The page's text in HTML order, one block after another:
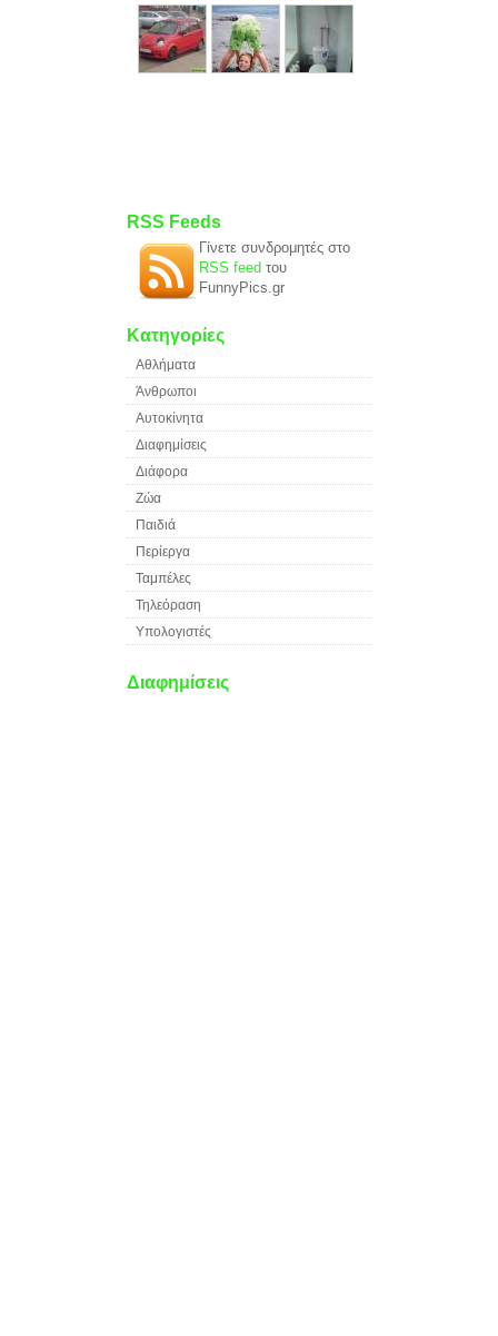
RSS Feeds
Γίνετε συνδρομητές στο
RSS feed του
FunnyPics.gr
Κατηγορίες
Αθλήματα
Άνθρωποι
Αυτοκίνητα
Διαφημίσεις
Διάφορα
Ζώα
Παιδιά
Περίεργα
Ταμπέλες
Τηλεόραση
Υπολογιστές
Διαφημίσεις